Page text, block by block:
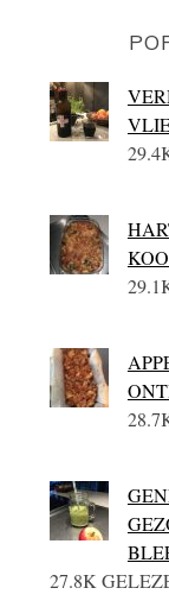
27.8K